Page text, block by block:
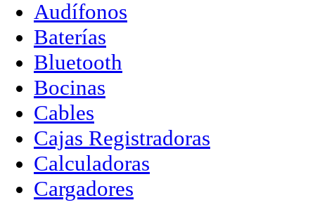
Audífonos
Baterías
Bluetooth
Bocinas
Cables
Cajas Registradoras
Calculadoras
Cargadores